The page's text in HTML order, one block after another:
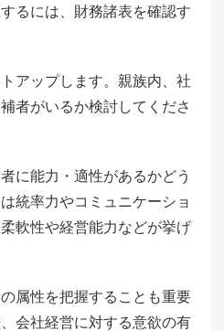
るには、財務諸表を確認す
アップします。親族内、社
者がいるか検討してくださ
に能力・適性があるかどう
統率力やコミュニケーショ
軟性や経営能力などが挙げ
属性を把握することも重要
会社経営に対する意欲の有